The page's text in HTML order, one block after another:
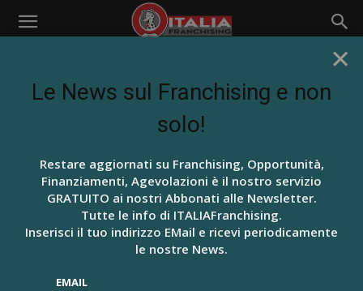
UNCATEGORISED
BRUTTO ANATROCCOLO
Nessun Articolo da visualizzare
×
Le News sul Franchising e non
solo!
Restare aggiornati su Franchising, Opportunità,
Finanziamenti, Agevolazioni è il nostro servizio
GRATUITO ai nostri Abbonati alle Newsletter.
Tutte le info di ITALIAFranchising.
Inserisci il tuo indirizzo EMail e ricevi periodicamente
le nostre News.
EMAIL